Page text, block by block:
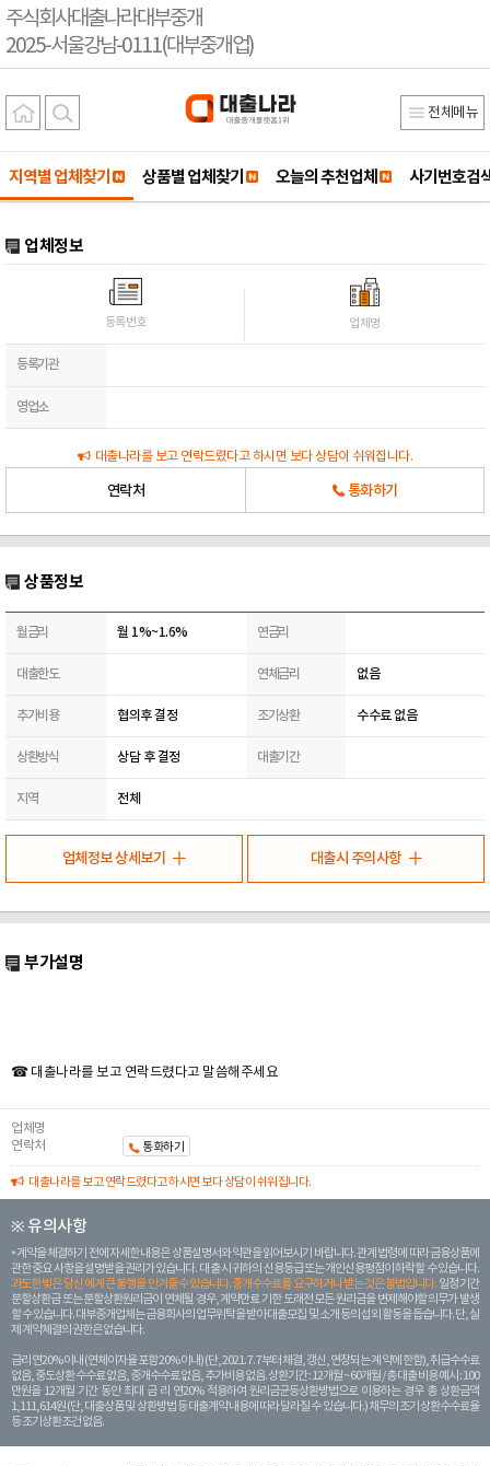
주식회사대출나라대부중개
2025-서울강남-0111(대부중개업)
전체메뉴
지역별 업체찾기 상품별 업체찾기 오늘의 추천업체 사기번호검
업체정보
등록번호 업체명
등록기관
영업소
대출나라를 보고 연락드렸다고 하시면 보다 상담이 쉬워집니다.
연락처 통화하기
상품정보
월금리 월 1%~1.6% 연금리
대출한도 연체금리 없음
추가비용 협의후 결정 조기상환 수수료 없음
상환방식 상담 후 결정 대출기간
지역 전체
업체정보 상세보기 대출시 주의사항
부가설명
☎ 대출나라를 보고 연락드렸다고 말씀해주세요
업체명
연락처
통화하기
대출나라를 보고 연락드렸다고 하시면 보다 상담이 쉬워집니다.
※ 유의사항
계약을 체결하기 전에 자세한 내용은 상품설명서와 약관을 읽어보시기 바랍니다. 관계 법령에 따라 금융상품에
관한 중요 사항을 설명받을 권리가 있습니다. 대 출 시 귀하의 신용등급 또는 개인신용평점이 하락할 수 있습니다.
과도한 빚은 당신 에게 큰 불행을 안겨줄 수 있습니다. 중개수수료를 요구하거나 받는 것은 불법입니다. 일정 기간
분할상환금 또는 분할상환원리금이 연체될 경우, 계약만료 기한 도래전 모든 원리금을 변제해야할 의무가 발생
할 수 있습니다. 대부중개업체는 금융회사의 업무위탁을 받아 대출모집 및 소개 등의 섭외 활동을 돕습니다. 단, 실
제 계약체결의 권한은 없습니다.
금리 연20% 이내 (연체이자율 포함 20% 이내) (단, 2021. 7. 7부터 체결, 갱신, 연장되는 계 약에 한함), 취급수수료
없음, 중도상환 수수료 없음, 중개수수료 없음, 추가비용 없음. 상환기간 : 12개월 ~ 60개월 / 총 대출 비용 예시 : 100
만원을 12개월 기간 동안 최대 금 리 연20% 적용하여 원리금균등상환방법으로 이용하는 경우 총 상환금액
1,111,614원 (단, 대출상품 및 상환방법 등 대출계약 내용에 따라 달라질 수 있습니다.) 채무의 조기 상환수수료율
등 조기상환조건 없음.